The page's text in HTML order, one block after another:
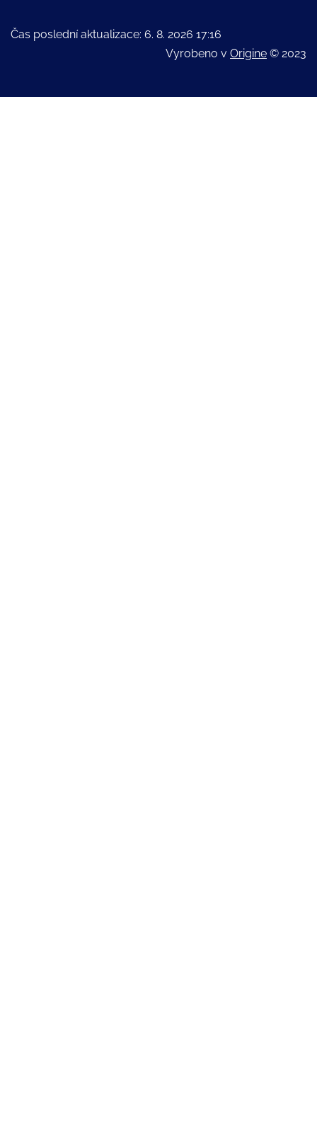
Čas poslední aktualizace: 6. 8. 2026 17:16
Vyrobeno v Origine © 2023